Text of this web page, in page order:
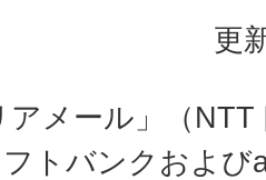
更
アメール」（
トバンクおよび